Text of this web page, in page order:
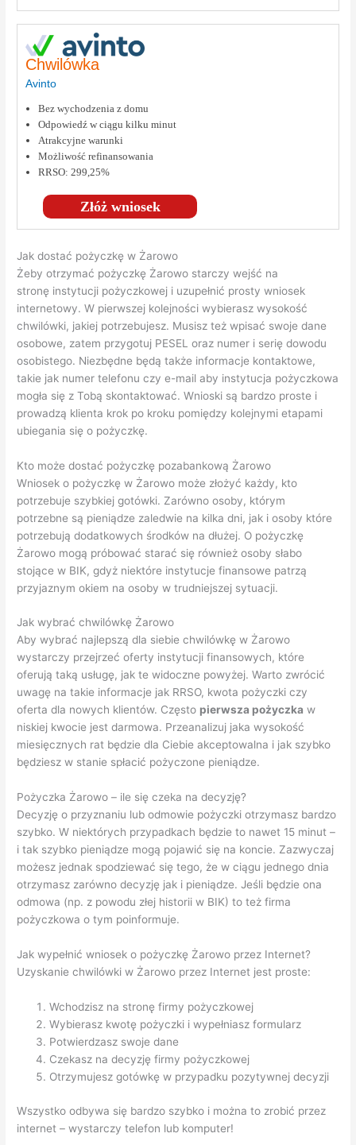
Chwilówka
Avinto
Złóż wniosek
Bez wychodzenia z domu
Odpowiedź w ciągu kilku minut
Atrakcyjne warunki
Możliwość refinansowania
RRSO: 299,25%
Jak dostać pożyczkę w Żarowo
Żeby otrzymać pożyczkę Żarowo starczy wejść na
stronę instytucji pożyczkowej i uzupełnić prosty wniosek
internetowy. W pierwszej kolejności wybierasz wysokość
chwilówki, jakiej potrzebujesz. Musisz też wpisać swoje dane
osobowe, zatem przygotuj PESEL oraz numer i serię dowodu
osobistego. Niezbędne będą także informacje kontaktowe,
takie jak numer telefonu czy e-mail aby instytucja pożyczkowa
mogła się z Tobą skontaktować. Wnioski są bardzo proste i
prowadzą klienta krok po kroku pomiędzy kolejnymi etapami
ubiegania się o pożyczkę.
Kto może dostać pożyczkę pozabankową Żarowo
Wniosek o pożyczkę w Żarowo może złożyć każdy, kto
potrzebuje szybkiej gotówki. Zarówno osoby, którym
potrzebne są pieniądze zaledwie na kilka dni, jak i osoby które
potrzebują dodatkowych środków na dłużej. O pożyczkę
Żarowo mogą próbować starać się również osoby słabo
stojące w BIK, gdyż niektóre instytucje finansowe patrzą
przyjaznym okiem na osoby w trudniejszej sytuacji.
Jak wybrać chwilówkę Żarowo
Aby wybrać najlepszą dla siebie chwilówkę w Żarowo
wystarczy przejrzeć oferty instytucji finansowych, które
oferują taką usługę, jak te widoczne powyżej. Warto zwrócić
uwagę na takie informacje jak RRSO, kwota pożyczki czy
oferta dla nowych klientów. Często pierwsza pożyczka w
niskiej kwocie jest darmowa. Przeanalizuj jaka wysokość
miesięcznych rat będzie dla Ciebie akceptowalna i jak szybko
będziesz w stanie spłacić pożyczone pieniądze.
Pożyczka Żarowo – ile się czeka na decyzję?
Decyzję o przyznaniu lub odmowie pożyczki otrzymasz bardzo
szybko. W niektórych przypadkach będzie to nawet 15 minut –
i tak szybko pieniądze mogą pojawić się na koncie. Zazwyczaj
możesz jednak spodziewać się tego, że w ciągu jednego dnia
otrzymasz zarówno decyzję jak i pieniądze. Jeśli będzie ona
odmowa (np. z powodu złej historii w BIK) to też firma
pożyczkowa o tym poinformuje.
Jak wypełnić wniosek o pożyczkę Żarowo przez Internet?
Uzyskanie chwilówki w Żarowo przez Internet jest proste:
Wchodzisz na stronę firmy pożyczkowej
Wybierasz kwotę pożyczki i wypełniasz formularz
Potwierdzasz swoje dane
Czekasz na decyzję firmy pożyczkowej
Otrzymujesz gotówkę w przypadku pozytywnej decyzji
Wszystko odbywa się bardzo szybko i można to zrobić przez
internet – wystarczy telefon lub komputer!